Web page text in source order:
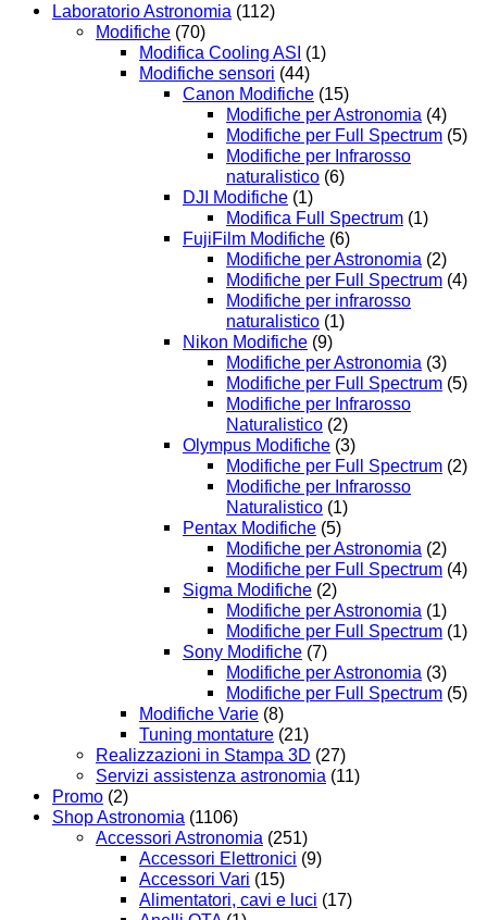
Laboratorio Astronomia (112)
Modifiche (70)
Modifica Cooling ASI (1)
Modifiche sensori (44)
Canon Modifiche (15)
Modifiche per Astronomia (4)
Modifiche per Full Spectrum (5)
Modifiche per Infrarosso
naturalistico (6)
DJI Modifiche (1)
Modifica Full Spectrum (1)
FujiFilm Modifiche (6)
Modifiche per Astronomia (2)
Modifiche per Full Spectrum (4)
Modifiche per infrarosso
naturalistico (1)
Nikon Modifiche (9)
Modifiche per Astronomia (3)
Modifiche per Full Spectrum (5)
Modifiche per Infrarosso
Naturalistico (2)
Olympus Modifiche (3)
Modifiche per Full Spectrum (2)
Modifiche per Infrarosso
Naturalistico (1)
Pentax Modifiche (5)
Modifiche per Astronomia (2)
Modifiche per Full Spectrum (4)
Sigma Modifiche (2)
Modifiche per Astronomia (1)
Modifiche per Full Spectrum (1)
Sony Modifiche (7)
Modifiche per Astronomia (3)
Modifiche per Full Spectrum (5)
Modifiche Varie (8)
Tuning montature (21)
Realizzazioni in Stampa 3D (27)
Servizi assistenza astronomia (11)
Promo (2)
Shop Astronomia (1106)
Accessori Astronomia (251)
Accessori Elettronici (9)
Accessori Vari (15)
Alimentatori, cavi e luci (17)